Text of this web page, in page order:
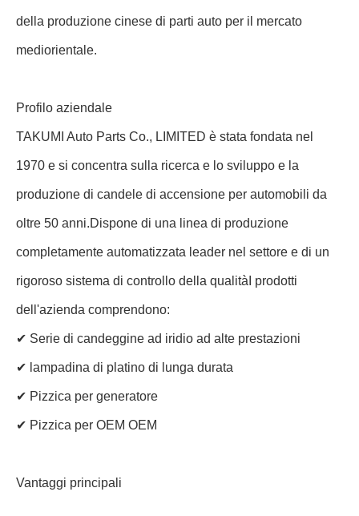
della produzione cinese di parti auto per il mercato
mediorientale.
Profilo aziendale
TAKUMI Auto Parts Co., LIMITED è stata fondata nel
1970 e si concentra sulla ricerca e lo sviluppo e la
produzione di candele di accensione per automobili da
oltre 50 anni.Dispone di una linea di produzione
completamente automatizzata leader nel settore e di un
rigoroso sistema di controllo della qualitàI prodotti
dell'azienda comprendono:
✔ Serie di candeggine ad iridio ad alte prestazioni
✔ lampadina di platino di lunga durata
✔ Pizzica per generatore
✔ Pizzica per OEM OEM
Vantaggi principali